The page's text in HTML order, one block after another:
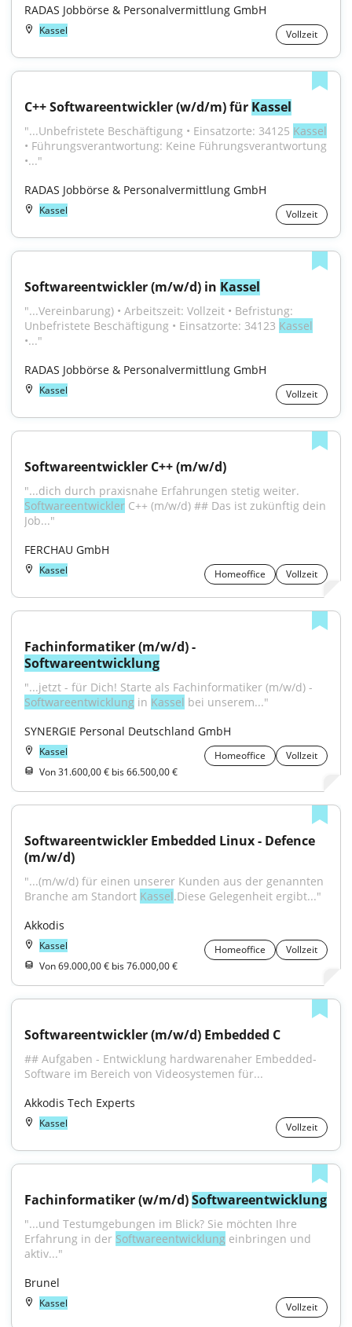
RADAS Jobbörse & Personalvermittlung GmbH
Kassel Vollzeit
C++ Softwareentwickler (w/d/m) für Kassel
"...Unbefristete Beschäftigung • Einsatzorte: 34125 Kassel
• Führungsverantwortung: Keine Führungsverantwortung
•..."
RADAS Jobbörse & Personalvermittlung GmbH
Kassel Vollzeit
Softwareentwickler (m/w/d) in Kassel
"...Vereinbarung) • Arbeitszeit: Vollzeit • Befristung:
Unbefristete Beschäftigung • Einsatzorte: 34123 Kassel
•..."
RADAS Jobbörse & Personalvermittlung GmbH
Kassel Vollzeit
Softwareentwickler C++ (m/w/d)
Softwareentwickler C++ (m/w/d) ## Das ist zukünftig dein
Job..."
FERCHAU GmbH
Kassel Homeoffice Vollzeit
Softwareentwicklung
Softwareentwicklung in Kassel bei unserem..."
SYNERGIE Personal Deutschland GmbH
Kassel Homeoffice
Vollzeit
Von 31.600,00 € bis 66.500,00 €
Softwareentwickler Embedded Linux - Defence
(m/w/d)
"...(m/w/d) für einen unserer Kunden aus der genannten
Branche am Standort Kassel.Diese Gelegenheit ergibt..."
Akkodis
Kassel Homeoffice
Vollzeit
Von 69.000,00 € bis 76.000,00 €
Softwareentwickler (m/w/d) Embedded C
## Aufgaben - Entwicklung hardwarenaher Embedded-
Software im Bereich von Videosystemen für...
Akkodis Tech Experts
Kassel Vollzeit
Fachinformatiker (w/m/d) Softwareentwicklung
"...und Testumgebungen im Blick? Sie möchten Ihre
Erfahrung in der Softwareentwicklung einbringen und
aktiv..."
Brunel
Kassel Vollzeit